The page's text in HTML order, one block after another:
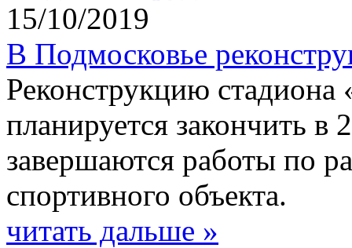
15/10/2019
В Подмосковье
Реконструкцию стадиона
планируется закончить
завершаются работы по
спортивного объекта.
читать дальше »